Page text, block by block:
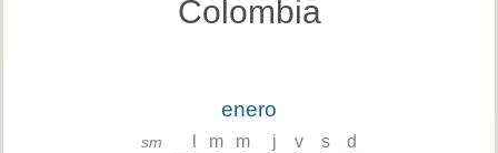
Colombia
enero
sm m m j v s d